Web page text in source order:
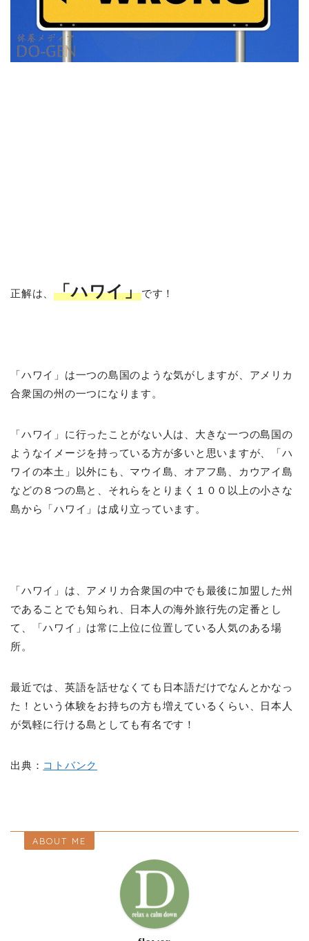
正解は、「ハワイ」です！
「ハワイ」は一つの島国のような気がしますが、アメリカ
合衆国の州の一つになります。
「ハワイ」に行ったことがない人は、大きな一つの島国の
ようなイメージを持っている方が多いと思いますが、「ハ
ワイの本土」以外にも、マウイ島、オアフ島、カウアイ島
などの８つの島と、それらをとりまく１００以上の小さな
島から「ハワイ」は成り立っています。
「ハワイ」は、アメリカ合衆国の中でも最後に加盟した州
であることでも知られ、日本人の海外旅行先の定番とし
て、「ハワイ」は常に上位に位置している人気のある場
所。
最近では、英語を話せなくても日本語だけでなんとかなっ
た！という体験をお持ちの方も増えているくらい、日本人
が気軽に行ける島としても有名です！
出典： コトバンク
ABOUT ME